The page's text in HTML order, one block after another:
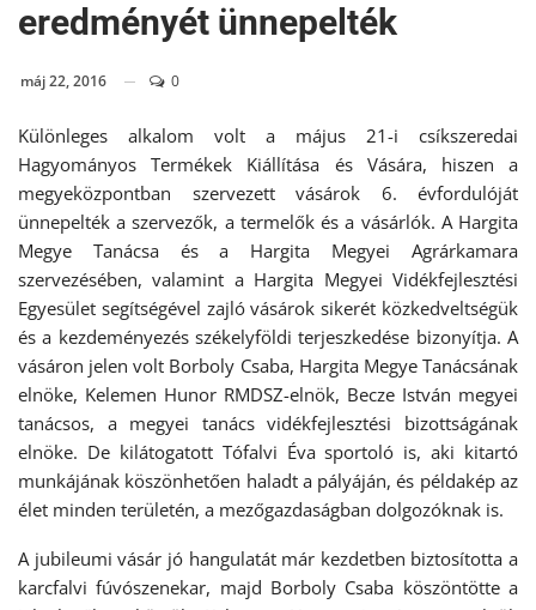
eredményét ünnepelték
máj 22, 2016 0
Különleges alkalom volt a május 21-i csíkszeredai
Hagyományos Termékek Kiállítása és Vására, hiszen a
megyeközpontban szervezett vásárok 6. évfordulóját
ünnepelték a szervezők, a termelők és a vásárlók. A Hargita
Megye Tanácsa és a Hargita Megyei Agrárkamara
szervezésében, valamint a Hargita Megyei Vidékfejlesztési
Egyesület segítségével zajló vásárok sikerét közkedveltségük
és a kezdeményezés székelyföldi terjeszkedése bizonyítja. A
vásáron jelen volt Borboly Csaba, Hargita Megye Tanácsának
elnöke, Kelemen Hunor RMDSZ-elnök, Becze István megyei
tanácsos, a megyei tanács vidékfejlesztési bizottságának
elnöke. De kilátogatott Tófalvi Éva sportoló is, aki kitartó
munkájának köszönhetően haladt a pályáján, és példakép az
élet minden területén, a mezőgazdaságban dolgozóknak is.
A jubileumi vásár jó hangulatát már kezdetben biztosította a
karcfalvi fúvószenekar, majd Borboly Csaba köszöntötte a